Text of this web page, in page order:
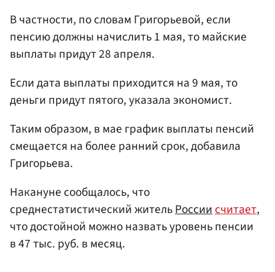
В частности, по словам Григорьевой, если
пенсию должны начислить 1 мая, то майские
выплаты придут 28 апреля.
Если дата выплаты приходится на 9 мая, то
деньги придут пятого, указала экономист.
Таким образом, в мае график выплаты пенсий
смещается на более ранний срок, добавила
Григорьева.
Накануне сообщалось, что
среднестатистический жительРоссиисчитает,
что достойной можно назвать уровень пенсии
в 47 тыс. руб. в месяц.